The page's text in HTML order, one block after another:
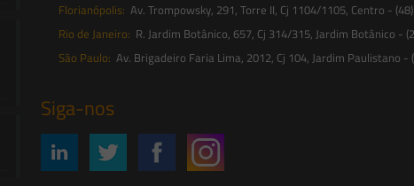
Florianópolis: Av. Trompowsky, 291, Torre II, Cj 1104/1105, Centro -
Rio de Janeiro: R. Jardim Botânico, 657, Cj 314/315, Jardim Botânico -
São Paulo: Av. Brigadeiro Faria Lima, 2012, Cj 104, Jardim Paulistano -
Siga-nos